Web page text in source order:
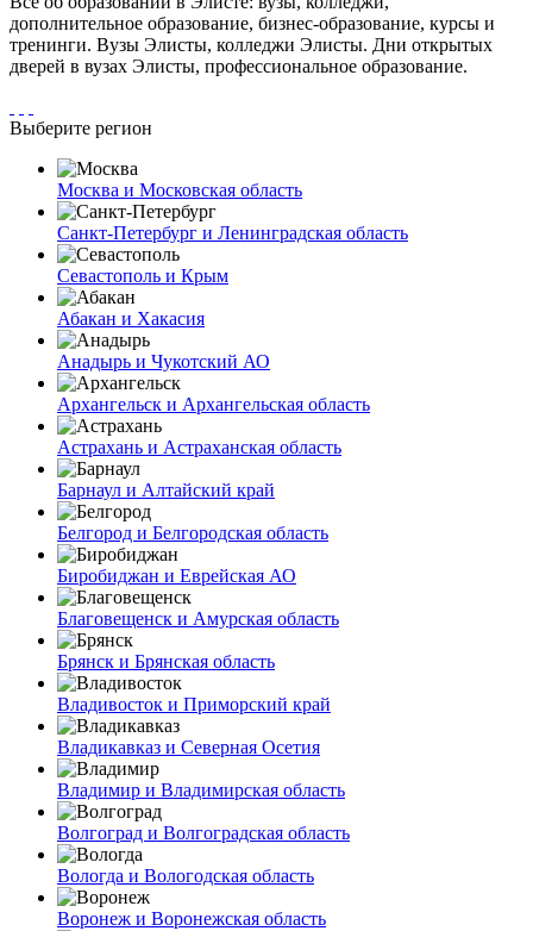
дополнительное образование, бизнес-образование, курсы и
тренинги. Вузы Элисты, колледжи Элисты. Дни открытых
дверей в вузах Элисты, профессиональное образование.
Выберите регион
Москва и Московская область
Санкт-Петербург и Ленинградская область
Севастополь и Крым
Абакан и Хакасия
Анадырь и Чукотский АО
Архангельск и Архангельская область
Астрахань и Астраханская область
Барнаул и Алтайский край
Белгород и Белгородская область
Биробиджан и Еврейская АО
Благовещенск и Амурская область
Брянск и Брянская область
Владивосток и Приморский край
Владикавказ и Северная Осетия
Владимир и Владимирская область
Волгоград и Волгоградская область
Вологда и Вологодская область
Воронеж и Воронежская область